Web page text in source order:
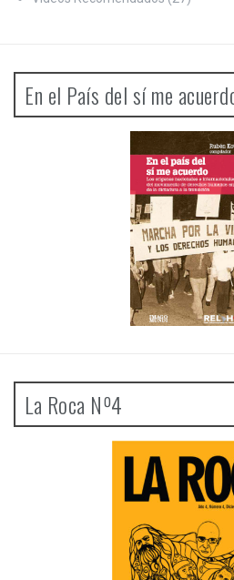
En el País del sí me
La Roca Nº4